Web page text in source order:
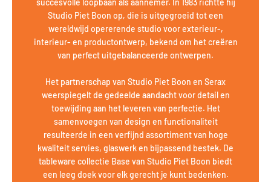
succesvolle loopbaan als aannemer. In 1983 richtte hij
Studio Piet Boon op, die is uitgegroeid tot een
wereldwijd opererende studio voor exterieur-,
interieur- en productontwerp, bekend om het creëren
van perfect uitgebalanceerde ontwerpen.
Het partnerschap van Studio Piet Boon en Serax
weerspiegelt de gedeelde aandacht voor detail en
toewijding aan het leveren van perfectie. Het
samenvoegen van design en functionaliteit
resulteerde in een verfijnd assortiment van hoge
kwaliteit servies, glaswerk en bijpassend bestek. De
tableware collectie Base van Studio Piet Boon biedt
een leeg doek voor elk gerecht je kunt bedenken.